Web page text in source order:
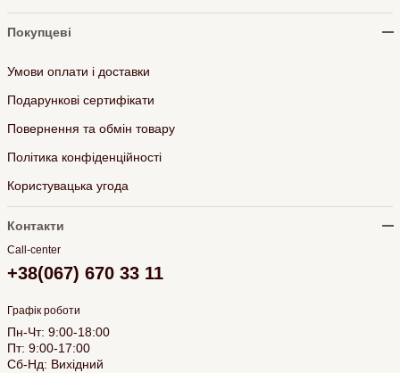
Покупцеві
Умови оплати і доставки
Подарункові сертифікати
Повернення та обмін товару
Політика конфіденційності
Користувацька угода
Контакти
Call-center
+38(067) 670 33 11
Графік роботи
Пн-Чт: 9:00-18:00
Пт: 9:00-17:00
Сб-Нд: Вихідний